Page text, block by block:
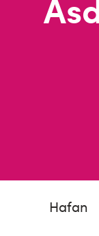
Hafan